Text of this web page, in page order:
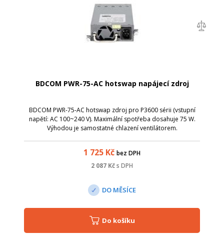
BDCOM PWR-75-AC hotswap napájecí zdroj
BDCOM PWR-75-AC hotswap zdroj pro P3600 sérii (vstupní
napětí: AC 100~240 V). Maximální spotřeba dosahuje 75 W.
Výhodou je samostatné chlazení ventilátorem.
1 725 Kč bez DPH
2 087 Kčs DPH
DO MĚSÍCE
Do košíku